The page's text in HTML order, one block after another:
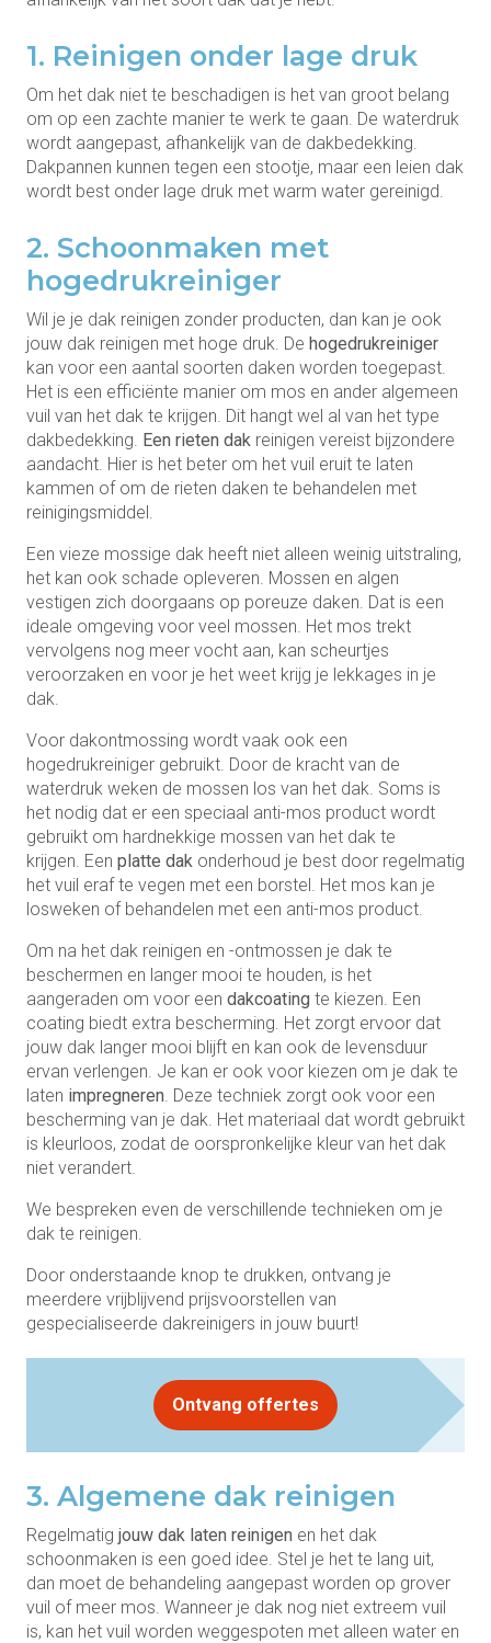
1. Reinigen onder lage druk
Om het dak niet te beschadigen is het van groot belang
om op een zachte manier te werk te gaan. De waterdruk
wordt aangepast, afhankelijk van de dakbedekking.
Dakpannen kunnen tegen een stootje, maar een leien dak
wordt best onder lage druk met warm water gereinigd.
2. Schoonmaken met
hogedrukreiniger
Wil je je dak reinigen zonder producten, dan kan je ook
jouw dak reinigen met hoge druk. De hogedrukreiniger
kan voor een aantal soorten daken worden toegepast.
Het is een efficiënte manier om mos en ander algemeen
vuil van het dak te krijgen. Dit hangt wel al van het type
dakbedekking. Een rieten dak reinigen vereist bijzondere
aandacht. Hier is het beter om het vuil eruit te laten
kammen of om de rieten daken te behandelen met
reinigingsmiddel.
Een vieze mossige dak heeft niet alleen weinig uitstraling,
het kan ook schade opleveren. Mossen en algen
vestigen zich doorgaans op poreuze daken. Dat is een
ideale omgeving voor veel mossen. Het mos trekt
vervolgens nog meer vocht aan, kan scheurtjes
veroorzaken en voor je het weet krijg je lekkages in je
dak.
Voor dakontmossing wordt vaak ook een
hogedrukreiniger gebruikt. Door de kracht van de
waterdruk weken de mossen los van het dak. Soms is
het nodig dat er een speciaal anti-mos product wordt
gebruikt om hardnekkige mossen van het dak te
krijgen. Een platte dak onderhoud je best door regelmatig
het vuil eraf te vegen met een borstel. Het mos kan je
losweken of behandelen met een anti-mos product.
Om na het dak reinigen en -ontmossen je dak te
beschermen en langer mooi te houden, is het
aangeraden om voor een dakcoating te kiezen. Een
coating biedt extra bescherming. Het zorgt ervoor dat
jouw dak langer mooi blijft en kan ook de levensduur
ervan verlengen. Je kan er ook voor kiezen om je dak te
laten impregneren . Deze techniek zorgt ook voor een
bescherming van je dak. Het materiaal dat wordt gebruikt
is kleurloos, zodat de oorspronkelijke kleur van het dak
niet verandert.
We bespreken even de verschillende technieken om je
dak te reinigen.
Door onderstaande knop te drukken, ontvang je
meerdere vrijblijvend prijsvoorstellen van
gespecialiseerde dakreinigers in jouw buurt!
Ontvang offertes
3. Algemene dak reinigen
Regelmatig jouw dak laten reinigen en het dak
schoonmaken is een goed idee. Stel je het te lang uit,
dan moet de behandeling aangepast worden op grover
vuil of meer mos. Wanneer je dak nog niet extreem vuil
is, kan het vuil worden weggespoten met alleen water en